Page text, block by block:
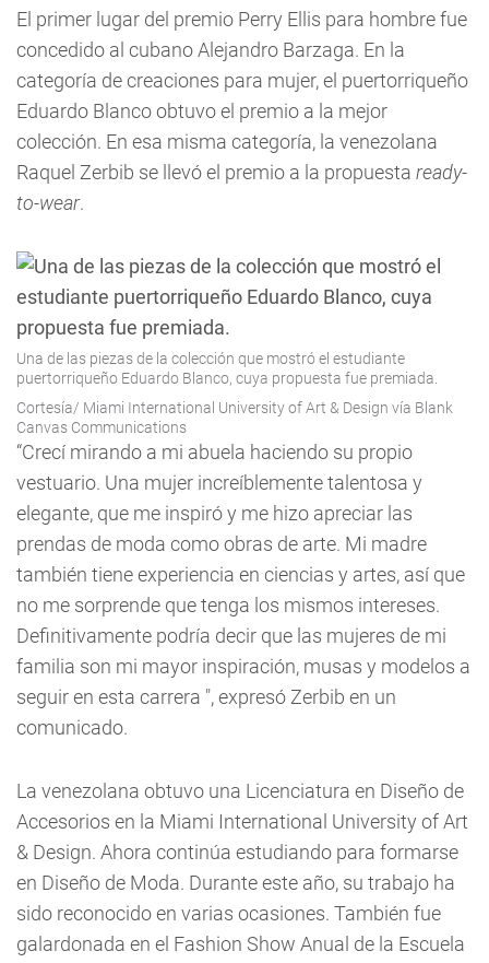
El primer lugar del premio Perry Ellis para hombre fue
concedido al cubano Alejandro Barzaga. En la
categoría de creaciones para mujer, el puertorriqueño
Eduardo Blanco obtuvo el premio a la mejor
colección. En esa misma categoría, la venezolana
Raquel Zerbib se llevó el premio a la propuesta ready-
to-wear.
Una de las piezas de la colección que mostró el estudiante
puertorriqueño Eduardo Blanco, cuya propuesta fue premiada.
Cortesía/ Miami International University of Art & Design vía Blank
Canvas Communications
“Crecí mirando a mi abuela haciendo su propio
vestuario. Una mujer increíblemente talentosa y
elegante, que me inspiró y me hizo apreciar las
prendas de moda como obras de arte. Mi madre
también tiene experiencia en ciencias y artes, así que
no me sorprende que tenga los mismos intereses.
Definitivamente podría decir que las mujeres de mi
familia son mi mayor inspiración, musas y modelos a
seguir en esta carrera ", expresó Zerbib en un
comunicado.
La venezolana obtuvo una Licenciatura en Diseño de
Accesorios en la Miami International University of Art
& Design. Ahora continúa estudiando para formarse
en Diseño de Moda. Durante este año, su trabajo ha
sido reconocido en varias ocasiones. También fue
galardonada en el Fashion Show Anual de la Escuela